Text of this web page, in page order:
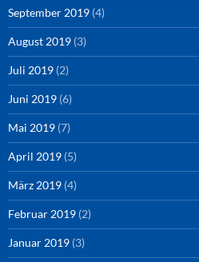
September 2019 (4)
August 2019 (3)
Juli 2019 (2)
Juni 2019 (6)
Mai 2019 (7)
April 2019 (5)
März 2019 (4)
Februar 2019 (2)
Januar 2019 (3)